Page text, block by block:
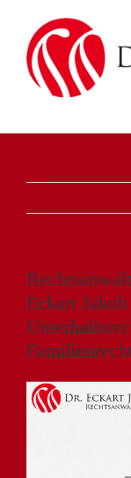
content
Eckart